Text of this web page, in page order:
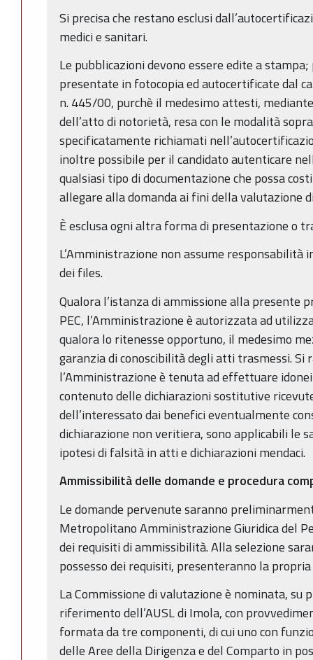
Si precisa che restano esclusi
medici e sanitari.
Le pubblicazioni devono essere edite a
presentate in fotocopia ed autocertificate dal
n. 445/00, purchè il medesimo attesti,
dell’atto di notorietà, resa con le modalità
specificatamente richiamati
inoltre possibile per il candidato autenticare
qualsiasi tipo di documentazione che possa
allegare alla domanda ai fini della valutazione
È esclusa ogni altra forma di presentazione o
L’Amministrazione non assume responsabilità
dei files.
Qualora l’istanza di ammissione alla presente
PEC, l’Amministrazione è autorizzata ad
qualora lo ritenesse opportuno, il medesimo
garanzia di conoscibilità degli atti trasmessi. Si
l’Amministrazione è tenuta ad effettuare
contenuto delle dichiarazioni sostitutive
dell’interessato dai benefici eventualmente
dichiarazione non veritiera, sono applicabili le
ipotesi di falsità in atti e dichiarazioni mendaci.
Ammissibilità delle domande e procedura
Le domande pervenute saranno
Metropolitano Amministrazione Giuridica del
dei requisiti di ammissibilità. Alla selezione
possesso dei requisiti, presenteranno la
La Commissione di valutazione è nominata, su
riferimento dell’AUSL di Imola, con
formata da tre componenti, di cui uno con
delle Aree della Dirigenza e del Comparto in